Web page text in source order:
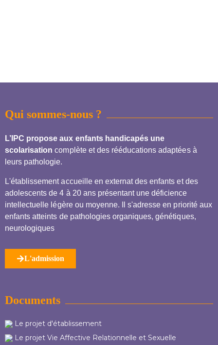
Qui sommes-nous ?
L’IPC propose aux enfants handicapés une
scolarisation complète et des rééducations adaptées à
leurs pathologie.
L'établissement accueille en externat des enfants et des
adolescents de 4 à 20 ans présentant une déficience
intellectuelle légère ou moyenne. Il s'adresse en priorité aux
enfants atteints de pathologies organiques, génétiques,
neurologiques
L'admission
Documents
Le projet d'établissement
Le projet Vie Affective Relationnelle et Sexuelle